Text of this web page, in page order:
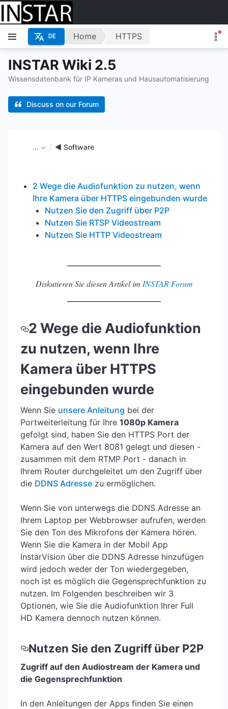
INSTAR Wiki 2.5
Wissensdatenbank für IP Kameras und Hausautomatisierung
Discuss on our Forum
DE Home HTTPS
… ◄ Software
2 Wege die Audiofunktion zu nutzen, wenn
Ihre Kamera über HTTPS eingebunden wurde
Nutzen Sie den Zugriff über P2P
Nutzen Sie RTSP Videostream
Nutzen Sie HTTP Videostream
Diskutieren Sie diesen Artikel im INSTAR Forum
2 Wege die Audiofunktion
zu nutzen, wenn Ihre
Kamera über HTTPS
eingebunden wurde
Wenn Sie unsere Anleitung bei der
Portweiterleitung für Ihre 1080p Kamera
gefolgt sind, haben Sie den HTTPS Port der
Kamera auf den Wert 8081 gelegt und diesen -
zusammen mit dem RTMP Port - danach in
Ihrem Router durchgeleitet um den Zugriff über
die DDNS Adresse zu ermöglichen.
Wenn Sie von unterwegs die DDNS Adresse an
Ihrem Laptop per Webbrowser aufrufen, werden
Sie den Ton des Mikrofons der Kamera hören.
Wenn Sie die Kamera in der Mobil App
InstarVision über die DDNS Adresse hinzufügen
wird jedoch weder der Ton wiedergegeben,
noch ist es möglich die Gegensprechfunktion zu
nutzen. Im Folgenden beschreiben wir 3
Optionen, wie Sie die Audiofunktion Ihrer Full
HD Kamera dennoch nutzen können.
Nutzen Sie den Zugriff über P2P
Zugriff auf den Audiostream der Kamera und
die Gegensprechfunktion
In den Anleitungen der Apps finden Sie einen